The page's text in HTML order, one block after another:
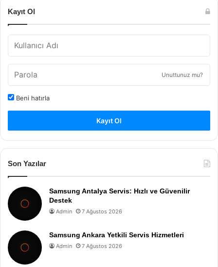
Kayıt Ol
Unuttunuz mu?
Beni hatırla
Kayıt Ol
Son Yazılar
Samsung Antalya Servis: Hızlı ve Güvenilir
Destek
Admin 7 Ağustos 2026
Samsung Ankara Yetkili Servis Hizmetleri
Admin 7 Ağustos 2026